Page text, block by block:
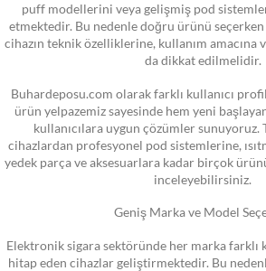
puff modellerini veya gelişmiş pod
etmektedir. Bu nedenle doğru ürünü seçerken
cihazın teknik özelliklerine, kullanım amacına
da dikkat edilmelidir.
Buhardeposu.com olarak farklı kullanıcı
ürün yelpazemiz sayesinde hem yeni
kullanıcılara uygun çözümler sunuyoruz.
cihazlardan profesyonel pod sistemlerine,
yedek parça ve aksesuarlara kadar birçok
inceleyebilirsiniz.
Geniş Marka ve Model
Elektronik sigara sektöründe her marka farklı
hitap eden cihazlar geliştirmektedir. Bu